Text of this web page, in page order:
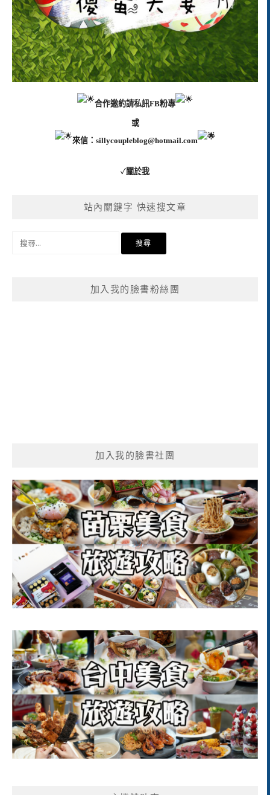
合作邀約請私訊FB粉專
或
來信： sillycoupleblog@hotmail.com
✓關於我
站內關鍵字 快速搜文章
加入我的臉書粉絲團
加入我的臉書社團